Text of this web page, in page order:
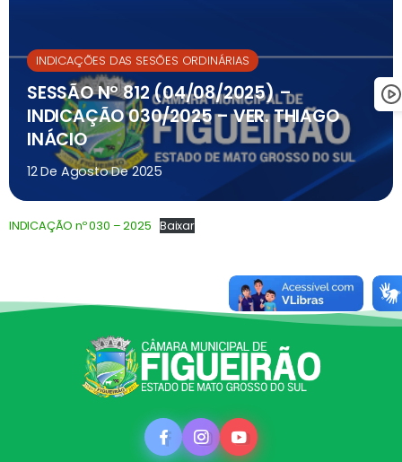
INDICAÇÕES DAS SESÕES ORDINÁRIAS
SESSÃO Nº 812 (04/08/2025) –
INDICAÇÃO 030/2025 – VER. THIAGO
INÁCIO
12 De Agosto De 2025
INDICAÇÃO nº 030 – 2025 Baixar